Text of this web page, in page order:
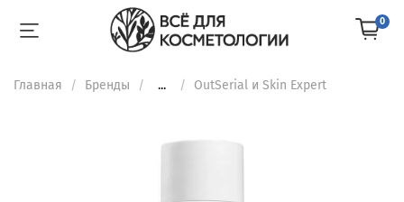
0
Главная Бренды ... OutSerial и Skin Expert